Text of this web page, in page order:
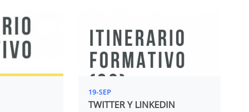
19-SEP
TWITTER Y LINKEDIN